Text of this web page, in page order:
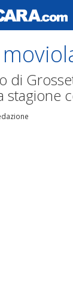
di
stagione